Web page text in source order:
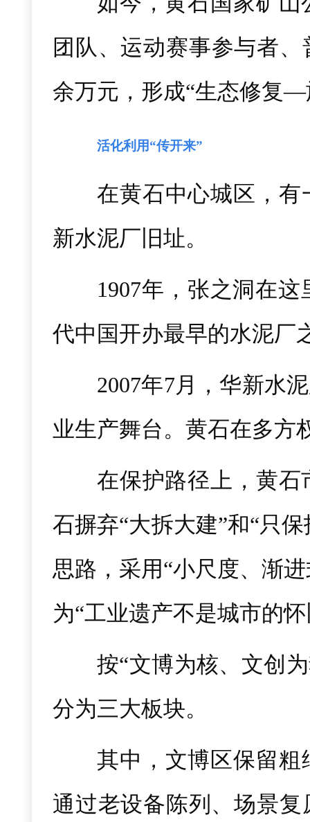
团队、运动赛事参与者
余万元，形成“生态修复
活化利用“传开来”
在黄石中心城区，有
新水泥厂旧址。
1907年，张之洞在
代中国开办最早的水泥厂
2007年7月，华新水
业生产舞台。黄石在多方
在保护路径上，黄
石摒弃“大拆大建”和“只
思路，采用“小尺度、渐
为“工业遗产不是城市的
按“文博为核、文创
分为三大板块。
其中，文博区保留
通过老设备陈列、场景